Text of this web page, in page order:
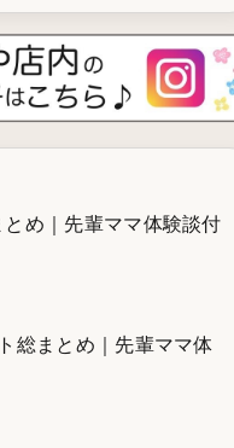
め｜先輩ママ体験談付
総まとめ｜先輩ママ体